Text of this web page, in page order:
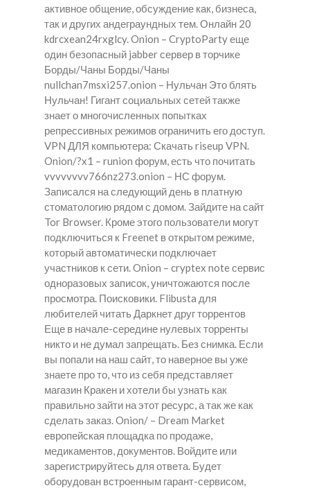
активное общение, обсуждение как, бизнеса,
так и других андеграундных тем. Онлайн 20
kdrcxean24rxglcy. Onion – CryptoParty еще
один безопасный jabber сервер в торчике
Борды/Чаны Борды/Чаны
nullchan7msxi257.onion – Нульчан Это блять
Нульчан! Гигант социальных сетей также
знает о многочисленных попытках
репрессивных режимов ограничить его доступ.
VPN ДЛЯ компьютера: Скачать riseup VPN.
Onion/?x1 – runion форум, есть что почитать
vvvvvvvv766nz273.onion – НС форум.
Записался на следующий день в платную
стоматологию рядом с домом. Зайдите на сайт
Tor Browser. Кроме этого пользователи могут
подключиться к Freenet в открытом режиме,
который автоматически подключает
участников к сети. Onion – cryptex note сервис
одноразовых записок, уничтожаются после
просмотра. Поисковики. Flibusta для
любителей читать Даркнет друг торрентов
Еще в начале-середине нулевых торренты
никто и не думал запрещать. Без снимка. Если
вы попали на наш сайт, то наверное вы уже
знаете про то, что из себя представляет
магазин Кракен и хотели бы узнать как
правильно зайти на этот ресурс, а так же как
сделать заказ. Onion/ – Dream Market
европейская площадка по продаже,
медикаментов, документов. Войдите или
зарегистрируйтесь для ответа. Будет
оборудован встроенным гарант-сервисом,